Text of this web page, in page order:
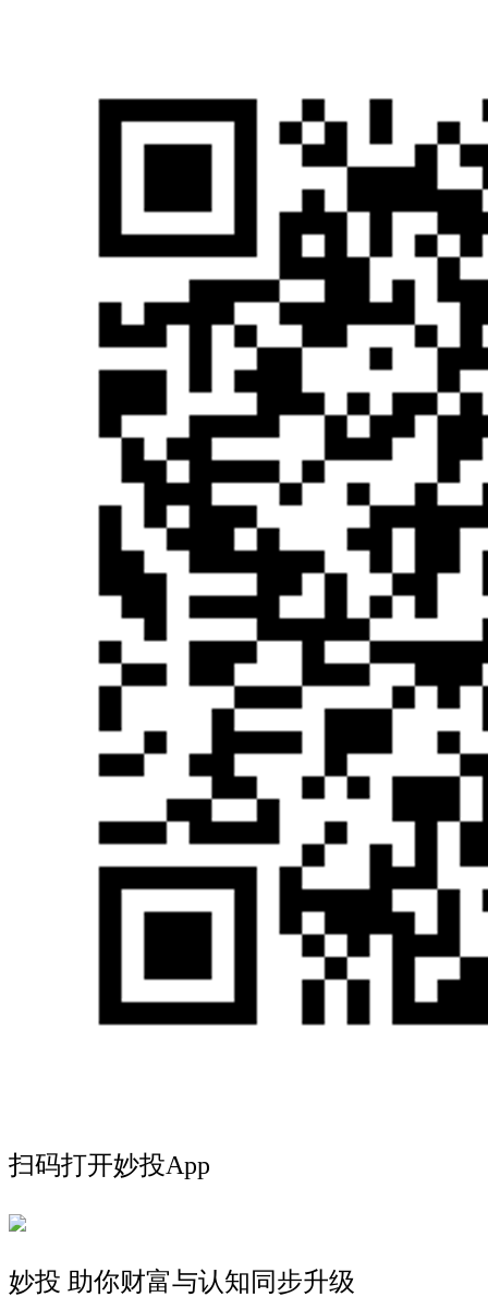
扫码打开妙投App
妙投 助你财富与认知同步升级